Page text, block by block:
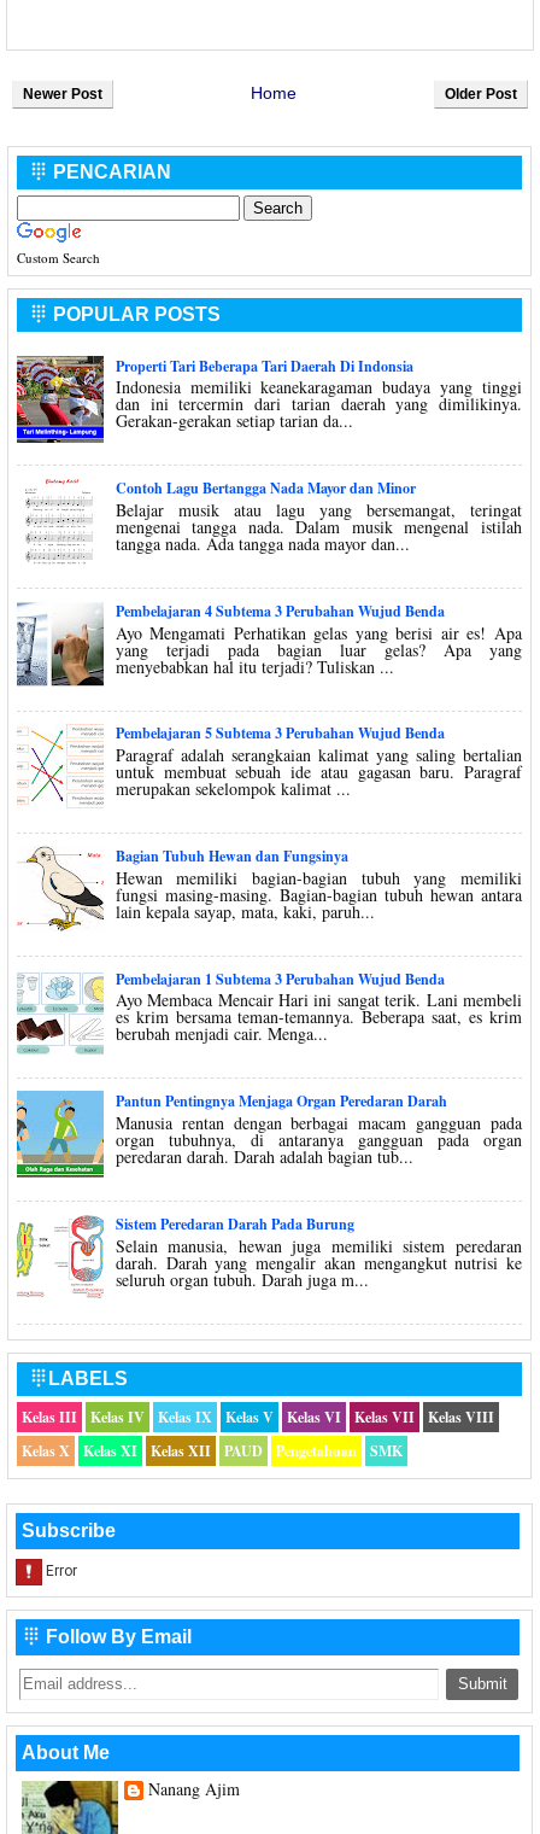
Newer Post Older Post
Home
 PENCARIAN
Custom Search
 POPULAR POSTS
Properti Tari Beberapa Tari Daerah Di Indonsia
Indonesia memiliki keanekaragaman budaya yang tinggi
dan ini tercermin dari tarian daerah yang dimilikinya.
Gerakan-gerakan setiap tarian da...
Contoh Lagu Bertangga Nada Mayor dan Minor
Belajar musik atau lagu yang bersemangat, teringat
mengenai tangga nada. Dalam musik mengenal istilah
tangga nada. Ada tangga nada mayor dan...
Pembelajaran 4 Subtema 3 Perubahan Wujud Benda
Ayo Mengamati Perhatikan gelas yang berisi air es! Apa
yang terjadi pada bagian luar gelas? Apa yang
menyebabkan hal itu terjadi? Tuliskan ...
Pembelajaran 5 Subtema 3 Perubahan Wujud Benda
Paragraf adalah serangkaian kalimat yang saling bertalian
untuk membuat sebuah ide atau gagasan baru. Paragraf
merupakan sekelompok kalimat ...
Bagian Tubuh Hewan dan Fungsinya
Hewan memiliki bagian-bagian tubuh yang memiliki
fungsi masing-masing. Bagian-bagian tubuh hewan antara
lain kepala sayap, mata, kaki, paruh...
Pembelajaran 1 Subtema 3 Perubahan Wujud Benda
Ayo Membaca Mencair Hari ini sangat terik. Lani membeli
es krim bersama teman-temannya. Beberapa saat, es krim
berubah menjadi cair. Menga...
Pantun Pentingnya Menjaga Organ Peredaran Darah
Manusia rentan dengan berbagai macam gangguan pada
organ tubuhnya, di antaranya gangguan pada organ
peredaran darah. Darah adalah bagian tub...
Sistem Peredaran Darah Pada Burung
Selain manusia, hewan juga memiliki sistem peredaran
darah. Darah yang mengalir akan mengangkut nutrisi ke
seluruh organ tubuh. Darah juga m...
 LABELS
Kelas III
Kelas IV Kelas IX Kelas V Kelas VI Kelas VII
Kelas VIII
Kelas X
Kelas XI Kelas XII PAUD Pengetahuan SMK
Subscribe
 Follow By Email
About Me
Nanang Ajim